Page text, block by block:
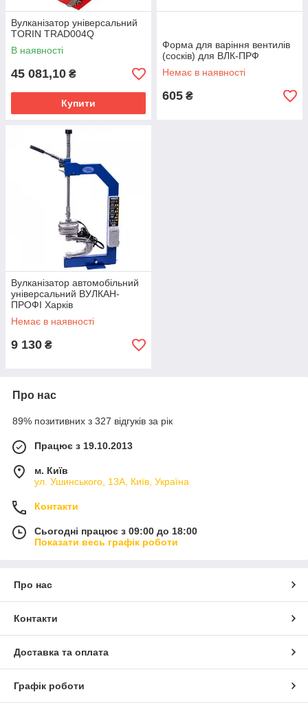
Вулканізатор універсальний
TORIN TRAD004Q
В наявності
45 081,10 ₴
Купити
Форма для варіння вентилів
(сосків) для ВЛК-ПРФ
Немає в наявності
605 ₴
Вулканізатор автомобільний
універсальний ВУЛКАН-
ПРОФІ Харків
Немає в наявності
9 130 ₴
Про нас
89% позитивних з 327 відгуків за рік
Працює з 19.10.2013
м. Київ
ул. Ушинського, 13А, Київ, Україна
Контакти
Сьогодні працює з 09:00 до 18:00
Показати весь графік роботи
Про нас
Контакти
Доставка та оплата
Графік роботи